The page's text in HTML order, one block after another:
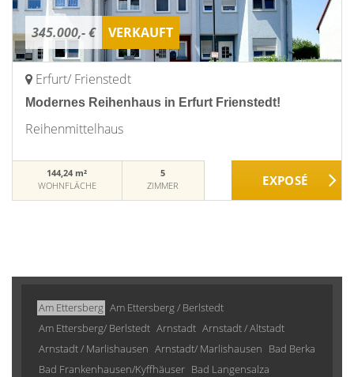
345.000,- € VERKAUFT
Erfurt/ Frienstedt
Modernes Reihenhaus in Erfurt Frienstedt!
Reihenmittelhaus
144,24 m²
WOHNFLÄCHE
5
ZIMMER
Am Ettersberg Am Ettersberg / Berlstedt
Am Ettersberg/ Berlstedt Arnstadt Arnstadt / Altstadt
Arnstadt / Marlishausen Arnstadt/ Marlishausen Bad Berka
Bad Frankenhausen/Kyffhäuser Bad Langensalza